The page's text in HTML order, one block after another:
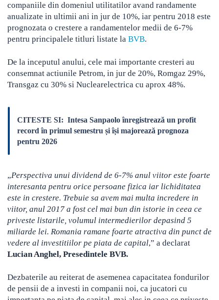
companiile din domeniul utilitatilor avand randamente
anualizate in ultimii ani in jur de 10%, iar pentru 2018 este
prognozata o crestere a randamentelor medii de 6-7%
pentru principalele titluri listate la BVB.
De la inceputul anului, cele mai importante cresteri au
consemnat actiunile Petrom, in jur de 20%, Romgaz 29%,
Transgaz cu 30% si Nuclearelectrica cu aprox 48%.
CITESTE SI: Intesa Sanpaolo înregistrează un profit
record în primul semestru și își majorează prognoza
pentru 2026
„Perspectiva unui dividend de 6-7% anul viitor este foarte
interesanta pentru orice persoane fizica iar lichiditatea
este in crestere. Trebuie sa avem mai multa incredere in
viitor, anul 2017 a fost cel mai bun din istorie in ceea ce
priveste listarile, volumul intermedierilor depasind 5
miliarde lei. Romania ramane foarte atractiva din punct de
vedere al investitiilor pe piata de capital,” a declarat
Lucian Anghel, Presedintele BVB.
Dezbaterile au reiterat de asemenea capacitatea fondurilor
de pensii de a investi in companii noi, ca jucatori cu